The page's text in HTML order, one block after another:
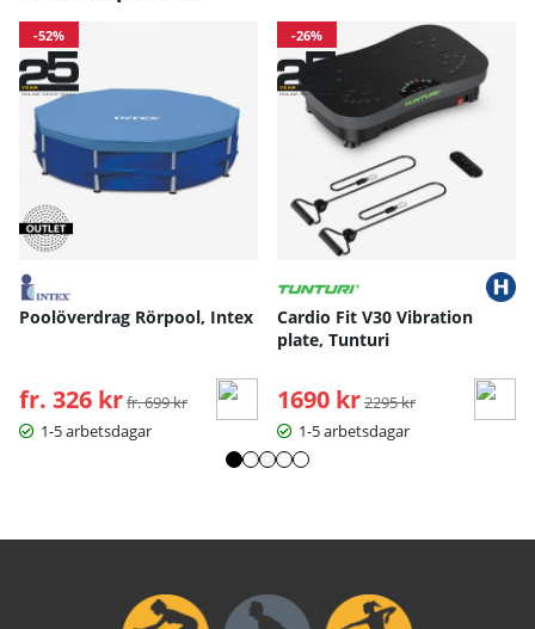
-52%
Poolöverdrag Rörpool, Intex
fr. 326 kr Ordinarie pris:
fr. 699 kr
1-5 arbetsdagar
-26%
Cardio Fit V30 Vibration
plate, Tunturi
1690 kr Ordinarie pris:
2295 kr
1-5 arbetsdagar